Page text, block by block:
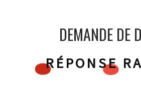
DEMANDE DE
RÉPONSE